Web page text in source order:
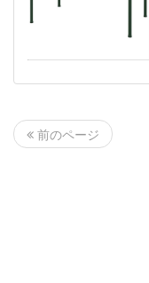
前のページ